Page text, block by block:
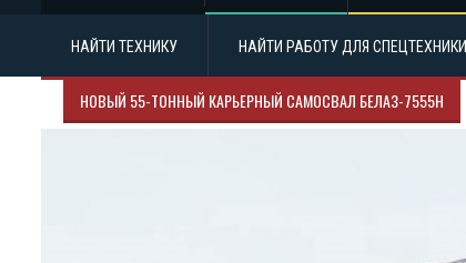
НАЙТИ ТЕХНИКУ НАЙТИ РАБОТУ ДЛЯ СПЕЦТЕХНИКИ
НОВЫЙ 55-ТОННЫЙ КАРЬЕРНЫЙ САМОСВАЛ БЕЛАЗ-7555Н